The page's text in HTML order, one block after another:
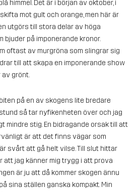
himmel. Det är i början av oktober, i
mot gult och orange, men här är
utgörs till stora delar av höga
bjuder på imponerande kronor.
oftast av murgröna som slingrar sig
till att skapa en imponerande show
av grönt.
på en av skogens lite bredare
så tar nyfikenheten över och jag
mindre stig. En bidragande orsak till att
är att det finns vägar som
svårt att gå helt vilse. Till slut hittar
att jag känner mig trygg i att prova
är ju att då kommer skogen ännu
sina ställen ganska kompakt. Min